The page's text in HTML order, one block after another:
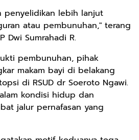
penyelidikan lebih lanjut
atau pembunuhan," terang
Dwi Sumrahadi R.
pembunuhan, pihak
makam bayi di belakang
di RSUD dr Soeroto Ngawi.
kondisi hidup dan
jalur pernafasan yang